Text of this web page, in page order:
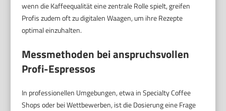
wenn die Kaffeequalität eine zentrale Rolle spielt, greifen
Profis zudem oft zu digitalen Waagen, um ihre Rezepte
optimal einzuhalten.
Messmethoden bei anspruchsvollen
Profi-Espressos
In professionellen Umgebungen, etwa in Specialty Coffee
Shops oder bei Wettbewerben, ist die Dosierung eine Frage